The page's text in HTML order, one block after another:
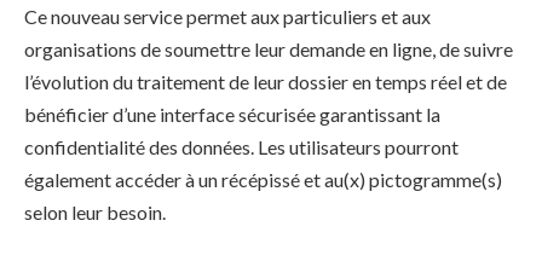
Ce nouveau service permet aux particuliers et aux
organisations de soumettre leur demande en ligne, de suivre
l’évolution du traitement de leur dossier en temps réel et de
bénéficier d’une interface sécurisée garantissant la
confidentialité des données. Les utilisateurs pourront
également accéder à un récépissé et au(x) pictogramme(s)
selon leur besoin.